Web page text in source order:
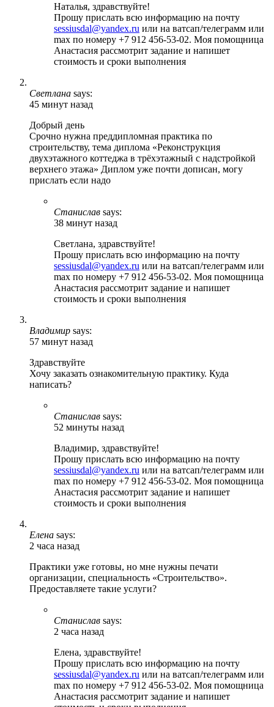
Наталья, здравствуйте!
Прошу прислать всю информацию на почту
sessiusdal@yandex.ru или на ватсап/телеграмм или
max по номеру +7 912 456-53-02. Моя помощница
Анастасия рассмотрит задание и напишет
стоимость и сроки выполнения
Светлана says:
45 минут назад
Добрый день
Срочно нужна преддипломная практика по
строительству, тема диплома «Реконструкция
двухэтажного коттеджа в трёхэтажный с надстройкой
верхнего этажа» Диплом уже почти дописан, могу
прислать если надо
Станислав says:
38 минут назад
Светлана, здравствуйте!
Прошу прислать всю информацию на почту
sessiusdal@yandex.ru или на ватсап/телеграмм или
max по номеру +7 912 456-53-02. Моя помощница
Анастасия рассмотрит задание и напишет
стоимость и сроки выполнения
Владимир says:
57 минут назад
Здравствуйте
Хочу заказать ознакомительную практику. Куда
написать?
Станислав says:
52 минуты назад
Владимир, здравствуйте!
Прошу прислать всю информацию на почту
sessiusdal@yandex.ru или на ватсап/телеграмм или
max по номеру +7 912 456-53-02. Моя помощница
Анастасия рассмотрит задание и напишет
стоимость и сроки выполнения
Елена says:
2 часа назад
Практики уже готовы, но мне нужны печати
организации, специальность «Строительство».
Предоставляете такие услуги?
Станислав says:
2 часа назад
Елена, здравствуйте!
Прошу прислать всю информацию на почту
sessiusdal@yandex.ru или на ватсап/телеграмм или
max по номеру +7 912 456-53-02. Моя помощница
Анастасия рассмотрит задание и напишет